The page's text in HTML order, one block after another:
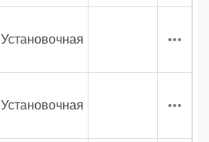
Установочная
Установочная